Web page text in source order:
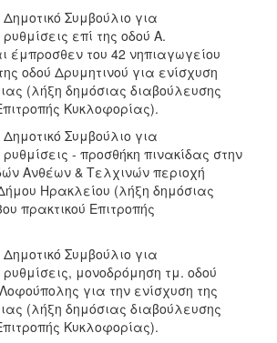
Συμβούλιο για
επί της οδού Α.
έμπροσθεν του 42 νηπιαγωγείου
οδού Δρυμητινού για ενίσχυση
(λήξη δημόσιας διαβούλευσης
Κυκλοφορίας).
Συμβούλιο για
- προσθήκη πινακίδας στην
Ανθέων & Τελχινών περιοχή
Ηρακλείου (λήξη δημόσιας
πρακτικού Επιτροπής
Συμβούλιο για
μονοδρόμηση τμ. οδού
για την ενίσχυση της
(λήξη δημόσιας διαβούλευσης
Κυκλοφορίας).